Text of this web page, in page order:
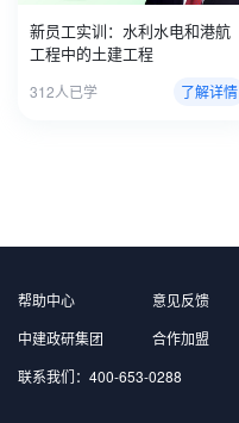
新员工实训：水利水电和港航
工程中的土建工程
312人已学 了解详情
帮助中心 意见反馈
中建政研集团
合作加盟
联系我们：400-653-0288